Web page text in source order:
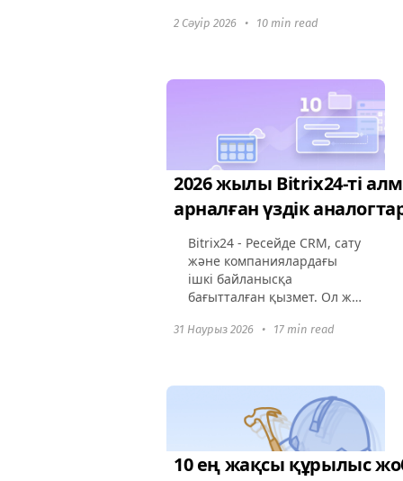
көлемде көшіп-қонуы,
украиналық компаниялар...
2 Сәуір 2026 • 10 min read
2026 жылы Bitrix24-ті
арналған үздік
Bitrix24 - Ресейде CRM, сату
және компаниялардағы
ішкі байланысқа
бағытталған қызмет. Ол жиі
тапсырмалармен жұмыс
қолданылады. Дегенмен...
31 Наурыз 2026 • 17 min read
10 ең жақсы құрылыс